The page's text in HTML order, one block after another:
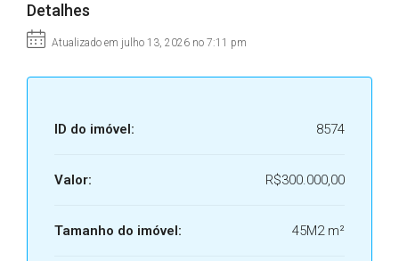
Detalhes
Atualizado em julho 13, 2026 no 7:11 pm
ID do imóvel: 8574
Valor: R$300.000,00
Tamanho do imóvel: 45M2 m²